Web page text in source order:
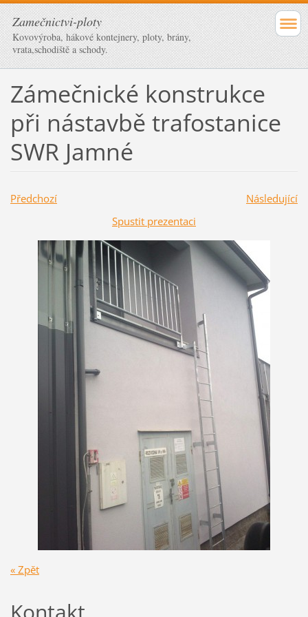
Zamečnictvi-ploty
Kovovýroba, hákové kontejnery, ploty, brány,
vrata,schodiště a schody.
Zámečnické konstrukce
při nástavbě trafostanice
SWR Jamné
Předchozí
Následující
Spustit prezentaci
« Zpět